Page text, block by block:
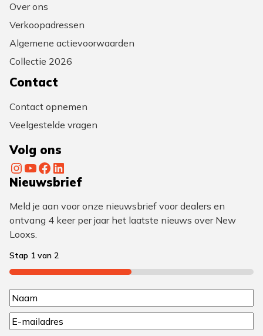
Over ons
Verkoopadressen
Algemene actievoorwaarden
Collectie 2026
Contact
Contact opnemen
Veelgestelde vragen
Volg ons
InstagramYouTube Facebook LinkedIn
Nieuwsbrief
Meld je aan voor onze nieuwsbrief voor dealers en
ontvang 4 keer per jaar het laatste nieuws over New
Looxs.
Stap 1 van 2
50%
N
a
N
a
E
m